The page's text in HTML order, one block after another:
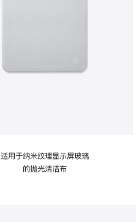
适用于纳米纹理显示屏玻璃
的抛光清洁布